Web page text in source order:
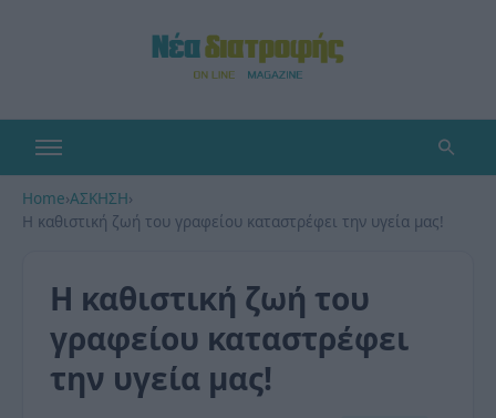
Home›ΑΣΚΗΣΗ›
Η καθιστική ζωή του γραφείου καταστρέφει την υγεία μας!
Η καθιστική ζωή του
γραφείου καταστρέφει
την υγεία μας!